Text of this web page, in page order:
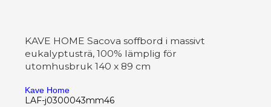
KAVE HOME Sacova soffbord i massivt
eukalyptusträ, 100% lämplig för
utomhusbruk 140 x 89 cm
Kave Home
LAF-j0300043mm46